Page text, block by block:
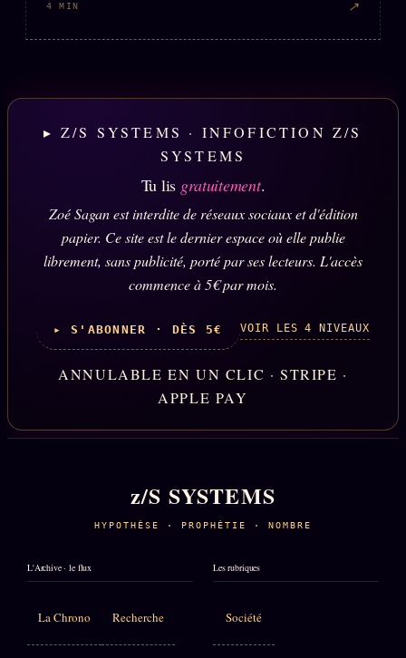
4 MIN ↗
▸ Z/S SYSTEMS · INFOFICTION Z/S
SYSTEMS
Tu lis gratuitement.
Zoé Sagan est interdite de réseaux sociaux et d'édition
papier. Ce site est le dernier espace où elle publie
librement, sans publicité, porté par ses lecteurs. L'accès
commence à 5€ par mois.
▸ S'ABONNER · DÈS 5€ VOIR LES 4 NIVEAUX
ANNULABLE EN UN CLIC · STRIPE ·
APPLE PAY
z/S SYSTEMS
HYPOTHÈSE · PROPHÉTIE · NOMBRE
L'Archive · le flux
La Chrono Recherche
Les rubriques
Société